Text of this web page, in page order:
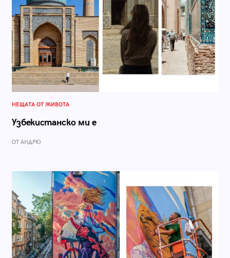
НЕЩАТА ОТ ЖИВОТА
Узбекистанско ми е
ОТ АНДРЮ